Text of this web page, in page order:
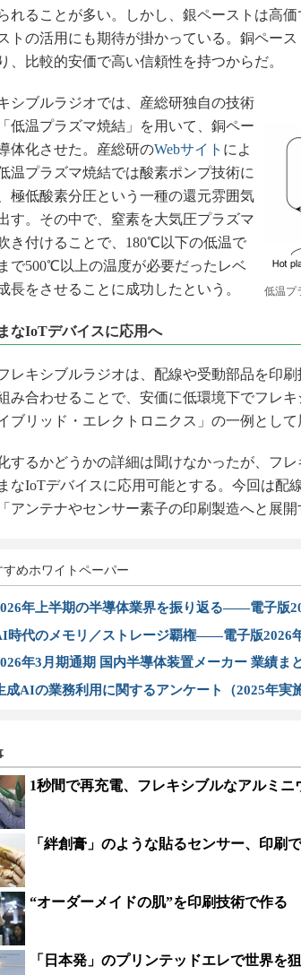
れることが多い。しかし、銀ペーストは高
トの活用にも期待が掛かっている。銅ペー
、比較的安価で高い信頼性を持つからだ。
低温プ
シブルラジオでは、産総研独自の技術
低温プラズマ焼結」を用いて、銅ペー
体化させた。産総研のWebサイト によ
温プラズマ焼結では酸素ポンプ技術に
極低酸素分圧という一種の還元雰囲気
す。その中で、窒素を大気圧プラズマ
き付けることで、180℃以下の低温で
で500℃以上の温度が必要だったレベ
長をさせることに成功したという。
なIoTデバイスに応用へ
レキシブルラジオは、配線や受動部品を印
み合わせることで、安価に低環境下でフレ
ブリッド・エレクトロニクス」の一例として
するかどうかの詳細は聞けなかったが、フレ
なIoTデバイスに応用可能とする。今回は配
アンテナやセンサー素子の印刷製造へと展開
すめホワイトペーパー
年上半期の半導体業界を振り返る――電子版
時代のメモリ／ストレージ覇権――電子版2026
年3月期通期 国内半導体装置メーカー 業績ま
成AIの業務利用に関するアンケート（2025年実
1秒間で再充電、フレキシブルなアルミニ
「絆創膏」のような貼るセンサー、印刷
“オーダーメイドの肌”を印刷技術で作る
「日本発」のプリンテッドエレで世界を